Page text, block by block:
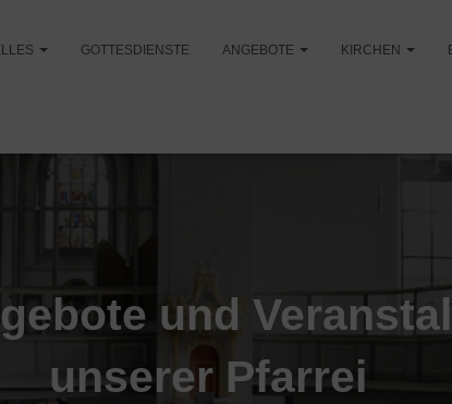
GOTTESDIENSTE ANGEBOTE KIRCHEN
und
unserer Pfarrei